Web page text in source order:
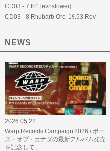
CD03 - 7 th1 [evnslower]
CD03 - 8 Rhubarb Orc. 19.53 Rev
NEWS
2026.05.22
Warp Records Campaign 2026 / ボー
ズ・オブ・カナダの最新アルバム発売
を記念して、…